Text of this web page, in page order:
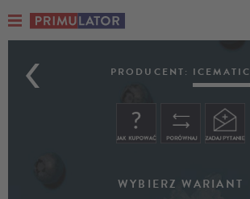
ICEMATIC
BERRIESPRODUCENT: ICEMATIC
WYBIERZ WARIANT